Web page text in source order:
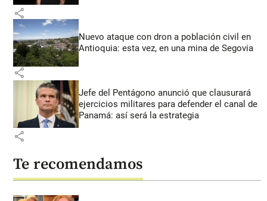
share
Nuevo ataque con dron a población civil en
Antioquia: esta vez, en una mina de Segovia
share
Jefe del Pentágono anunció que clausurará
ejercicios militares para defender el canal de
Panamá: así será la estrategia
share
Te recomendamos